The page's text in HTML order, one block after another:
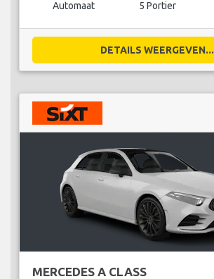
Automaat 5 Portier
DETAILS WEERGEVEN...
MERCEDES A CLASS